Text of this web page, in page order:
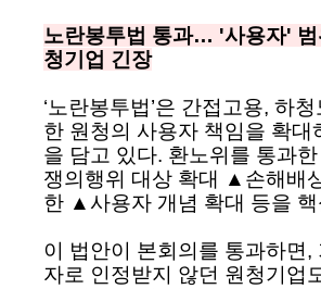
노란봉투법 통과… '사용자' 범
청기업 긴장
‘노란봉투법’은 간접고용, 하
한 원청의 사용자 책임을 확대
을 담고 있다. 환노위를 통과
쟁의행위 대상 확대 ▲손해배
한 ▲사용자 개념 확대 등을 핵
이 법안이 본회의를 통과하면,
자로 인정받지 않던 원청기업